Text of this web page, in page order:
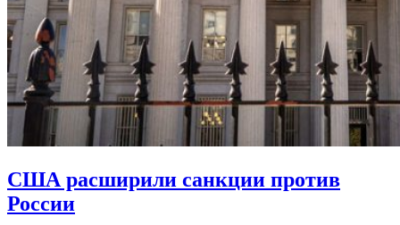
США расширили санкции против
России